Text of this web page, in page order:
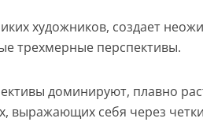
художников, создает
трехмерные перспективы.
доминируют, плавно
выражающих себя через